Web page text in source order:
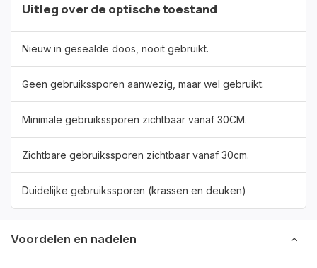
Uitleg over de optische toestand
Nieuw in gesealde doos, nooit gebruikt.
Geen gebruikssporen aanwezig, maar wel gebruikt.
Minimale gebruikssporen zichtbaar vanaf 30CM.
Zichtbare gebruikssporen zichtbaar vanaf 30cm.
Duidelijke gebruikssporen (krassen en deuken)
Voordelen en nadelen